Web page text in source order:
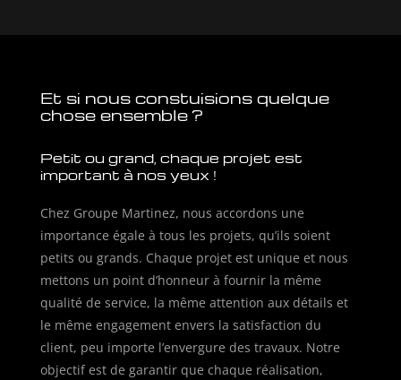
Et si nous constuisions quelque
chose ensemble ?
Petit ou grand, chaque projet est
important à nos yeux !
Chez Groupe Martinez, nous accordons une
importance égale à tous les projets, qu’ils soient
petits ou grands. Chaque projet est unique et nous
mettons un point d’honneur à fournir la même
qualité de service, la même attention aux détails et
le même engagement envers la satisfaction du
client, peu importe l’envergure des travaux. Notre
objectif est de garantir que chaque réalisation,